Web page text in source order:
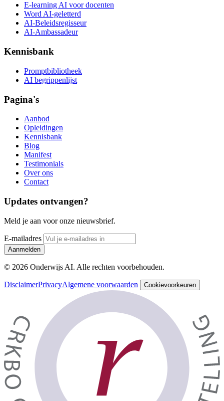
E-learning AI voor docenten
Word AI-geletterd
AI-Beleidsregisseur
AI-Ambassadeur
Kennisbank
Promptbibliotheek
AI begrippenlijst
Pagina's
Aanbod
Opleidingen
Kennisbank
Blog
Manifest
Testimonials
Over ons
Contact
Updates ontvangen?
Meld je aan voor onze nieuwsbrief.
E-mailadres
Aanmelden
© 2026 Onderwijs AI. Alle rechten voorbehouden.
DisclaimerPrivacyAlgemene voorwaarden Cookievoorkeuren